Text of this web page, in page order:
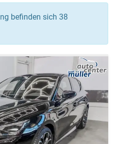
befinden sich 38